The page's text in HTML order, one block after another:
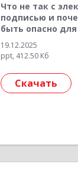
Что не так с
подписью и
быть опасно для
19.12.2025
ppt, 412.50 Кб
Скачать